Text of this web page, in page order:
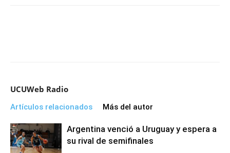
UCUWeb Radio
Artículos relacionados Más del autor
Argentina venció a Uruguay y espera a
su rival de semifinales